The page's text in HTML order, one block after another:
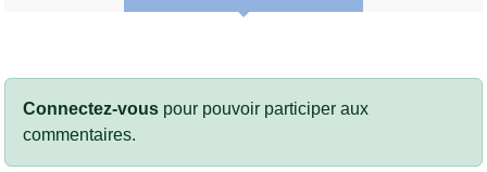
Connectez-vous pour pouvoir participer aux
commentaires.